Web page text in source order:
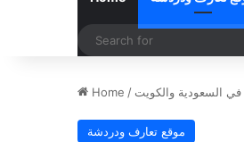
Home / السعودية والكويت
موقع تعارف ودردشة